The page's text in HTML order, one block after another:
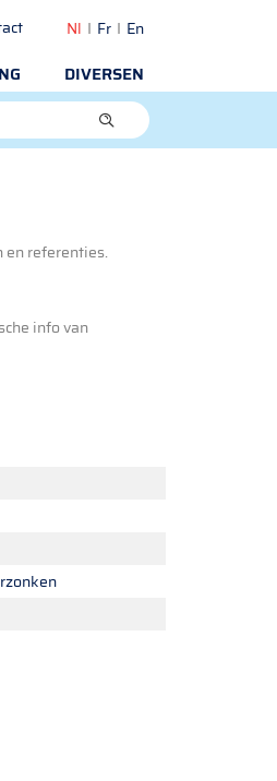
Nl Fr En
DIVERSEN
en referenties.
info van